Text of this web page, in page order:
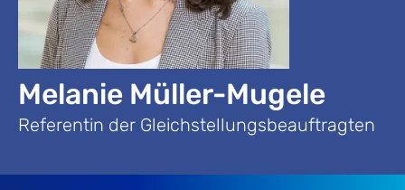
Melanie Müller-Mugele
Referentin der Gleichstellungsbeauftragten